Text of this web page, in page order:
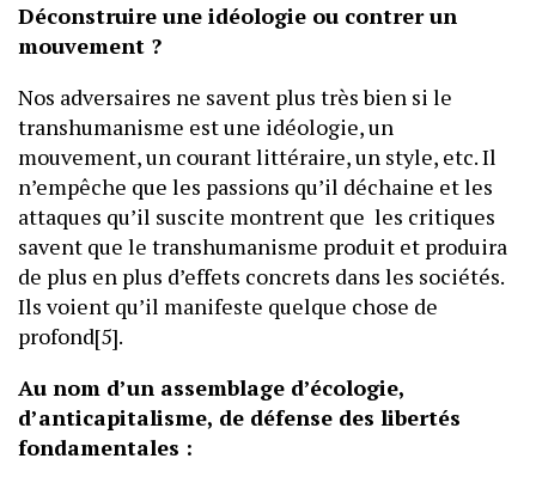
Déconstruire une idéologie ou contrer un
mouvement ?
Nos adversaires ne savent plus très bien si le
transhumanisme est une idéologie, un
mouvement, un courant littéraire, un style, etc. Il
n’empêche que les passions qu’il déchaine et les
attaques qu’il suscite montrent que les critiques
savent que le transhumanisme produit et produira
de plus en plus d’effets concrets dans les sociétés.
Ils voient qu’il manifeste quelque chose de
profond[5].
Au nom d’un assemblage d’écologie,
d’anticapitalisme, de défense des libertés
fondamentales :